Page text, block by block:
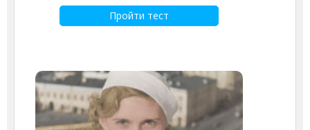
Пройти тест